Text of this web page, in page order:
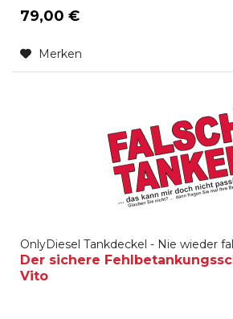
79,00 €
Merken
OnlyDiesel Tankdeckel - Nie wieder
Der sichere
Vito